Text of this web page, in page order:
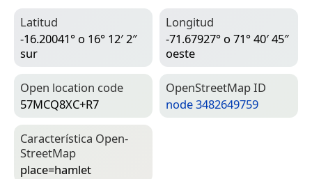
Latitud
-16.20041° o 16° 12′ 2″
sur
Longitud
-71.67927° o 71° 40′ 45″
oeste
Open location code
57MCQ8XC+R7
Open­Street­Map ID
node 3482649759
Característica Open­
Street­Map
place=­hamlet